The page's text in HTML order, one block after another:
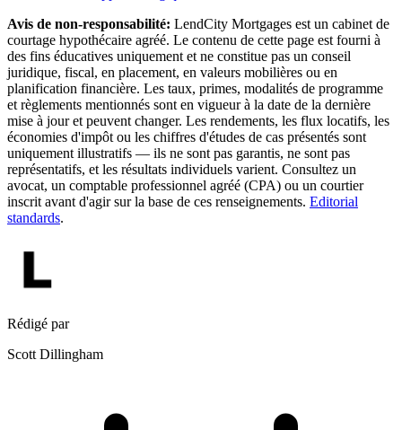
Avis de non-responsabilité: LendCity Mortgages est un cabinet de
courtage hypothécaire agréé. Le contenu de cette page est fourni à
des fins éducatives uniquement et ne constitue pas un conseil
juridique, fiscal, en placement, en valeurs mobilières ou en
planification financière. Les taux, primes, modalités de programme
et règlements mentionnés sont en vigueur à la date de la dernière
mise à jour et peuvent changer. Les rendements, les flux locatifs, les
économies d'impôt ou les chiffres d'études de cas présentés sont
uniquement illustratifs — ils ne sont pas garantis, ne sont pas
représentatifs, et les résultats individuels varient. Consultez un
avocat, un comptable professionnel agréé (CPA) ou un courtier
inscrit avant d'agir sur la base de ces renseignements. Editorial
standards.
Rédigé par
Scott Dillingham